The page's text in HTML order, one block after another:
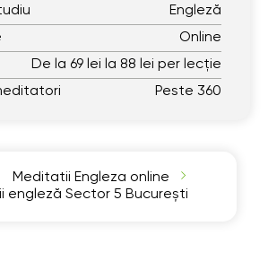
Engleză
Online
De la 69 lei la 88 lei per lecție
Peste 360
Meditatii Engleza online
engleză Sector 5 București